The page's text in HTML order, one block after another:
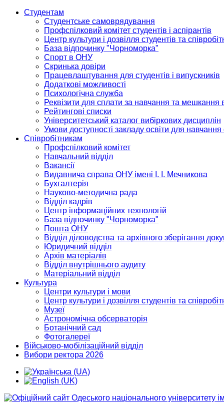
Студентам
Студентське самоврядування
Профспілковий комітет студентів і аспірантів
Центр культури і дозвілля студентів та
База відпочинку "Чорноморка"
Спорт в ОНУ
Скринька довіри
Працевлаштування для студентів і випускників
Додаткові можливості
Психологічна служба
Реквізити для сплати за навчання та мешкання
Рейтингові списки
Університетський каталог вибіркових дисциплін
Умови доступності закладу освіти для
Співробітникам
Профспілковий комітет
Навчальний відділ
Вакансії
Видавнича справа ОНУ імені І. І. Мечникова
Бухгалтерія
Науково-методична рада
Відділ кадрів
Центр інформаційних технологій
База відпочинку "Чорноморка"
Пошта ОНУ
Відділ діловодства та архівного зберігання
Юридичний відділ
Архів матеріалів
Відділ внутрішнього аудиту
Матеріальний відділ
Культура
Центри культури і мови
Центр культури і дозвілля студентів та
Музеї
Астрономічна обсерваторія
Ботанічний сад
Фотогалереї
Військово-мобілізаційний відділ
Вибори ректора 2026